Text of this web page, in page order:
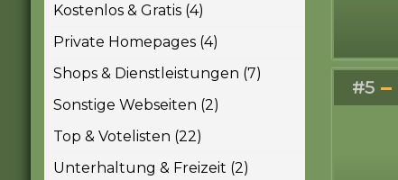
Kostenlos & Gratis (4)
Private Homepages (4)
Shops & Dienstleistungen (7)
Sonstige Webseiten (2)
Top & Votelisten (22)
Unterhaltung & Freizeit (2)
#5